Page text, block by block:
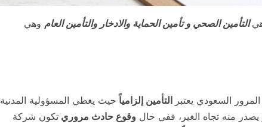
التأمين الصحي و تأمين الحماية والادخار والتأمين العام وهي
السعودي يعتبر التأمين إلزامياً حيث يغطي المسؤولية المدنية
منه تجاه الغير، ففي حال وقوع حادث مروري تكون شركة